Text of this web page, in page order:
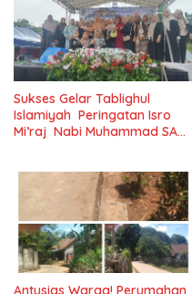
Sukses Gelar Tablighul
Islamiyah Peringatan Isro
Mi’raj Nabi Muhammad SAW
Antusias Warga! Perumahan